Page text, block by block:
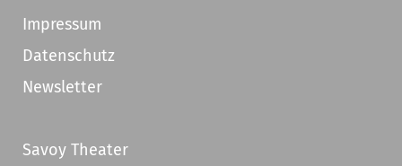
Impressum
Datenschutz
Newsletter
Savoy Theater